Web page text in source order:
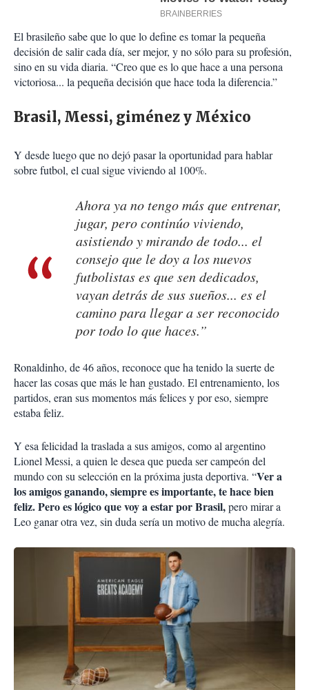
El brasileño sabe que lo que lo define es tomar la pequeña
decisión de salir cada día, ser mejor, y no sólo para su profesión,
sino en su vida diaria. “Creo que es lo que hace a una persona
victoriosa... la pequeña decisión que hace toda la diferencia.”
Brasil, Messi, giménez y México
Y desde luego que no dejó pasar la oportunidad para hablar
sobre futbol, el cual sigue viviendo al 100%.
Ahora ya no tengo más que entrenar,
jugar, pero continúo viviendo,
asistiendo y mirando de todo... el
consejo que le doy a los nuevos
futbolistas es que sen dedicados,
vayan detrás de sus sueños... es el
camino para llegar a ser reconocido
por todo lo que haces.”
Ronaldinho, de 46 años, reconoce que ha tenido la suerte de
hacer las cosas que más le han gustado. El entrenamiento, los
partidos, eran sus momentos más felices y por eso, siempre
estaba feliz.
Y esa felicidad la traslada a sus amigos, como al argentino
Lionel Messi, a quien le desea que pueda ser campeón del
mundo con su selección en la próxima justa deportiva. “Ver a
los amigos ganando, siempre es importante, te hace bien
feliz. Pero es lógico que voy a estar por Brasil,pero mirar a
Leo ganar otra vez, sin duda sería un motivo de mucha alegría.